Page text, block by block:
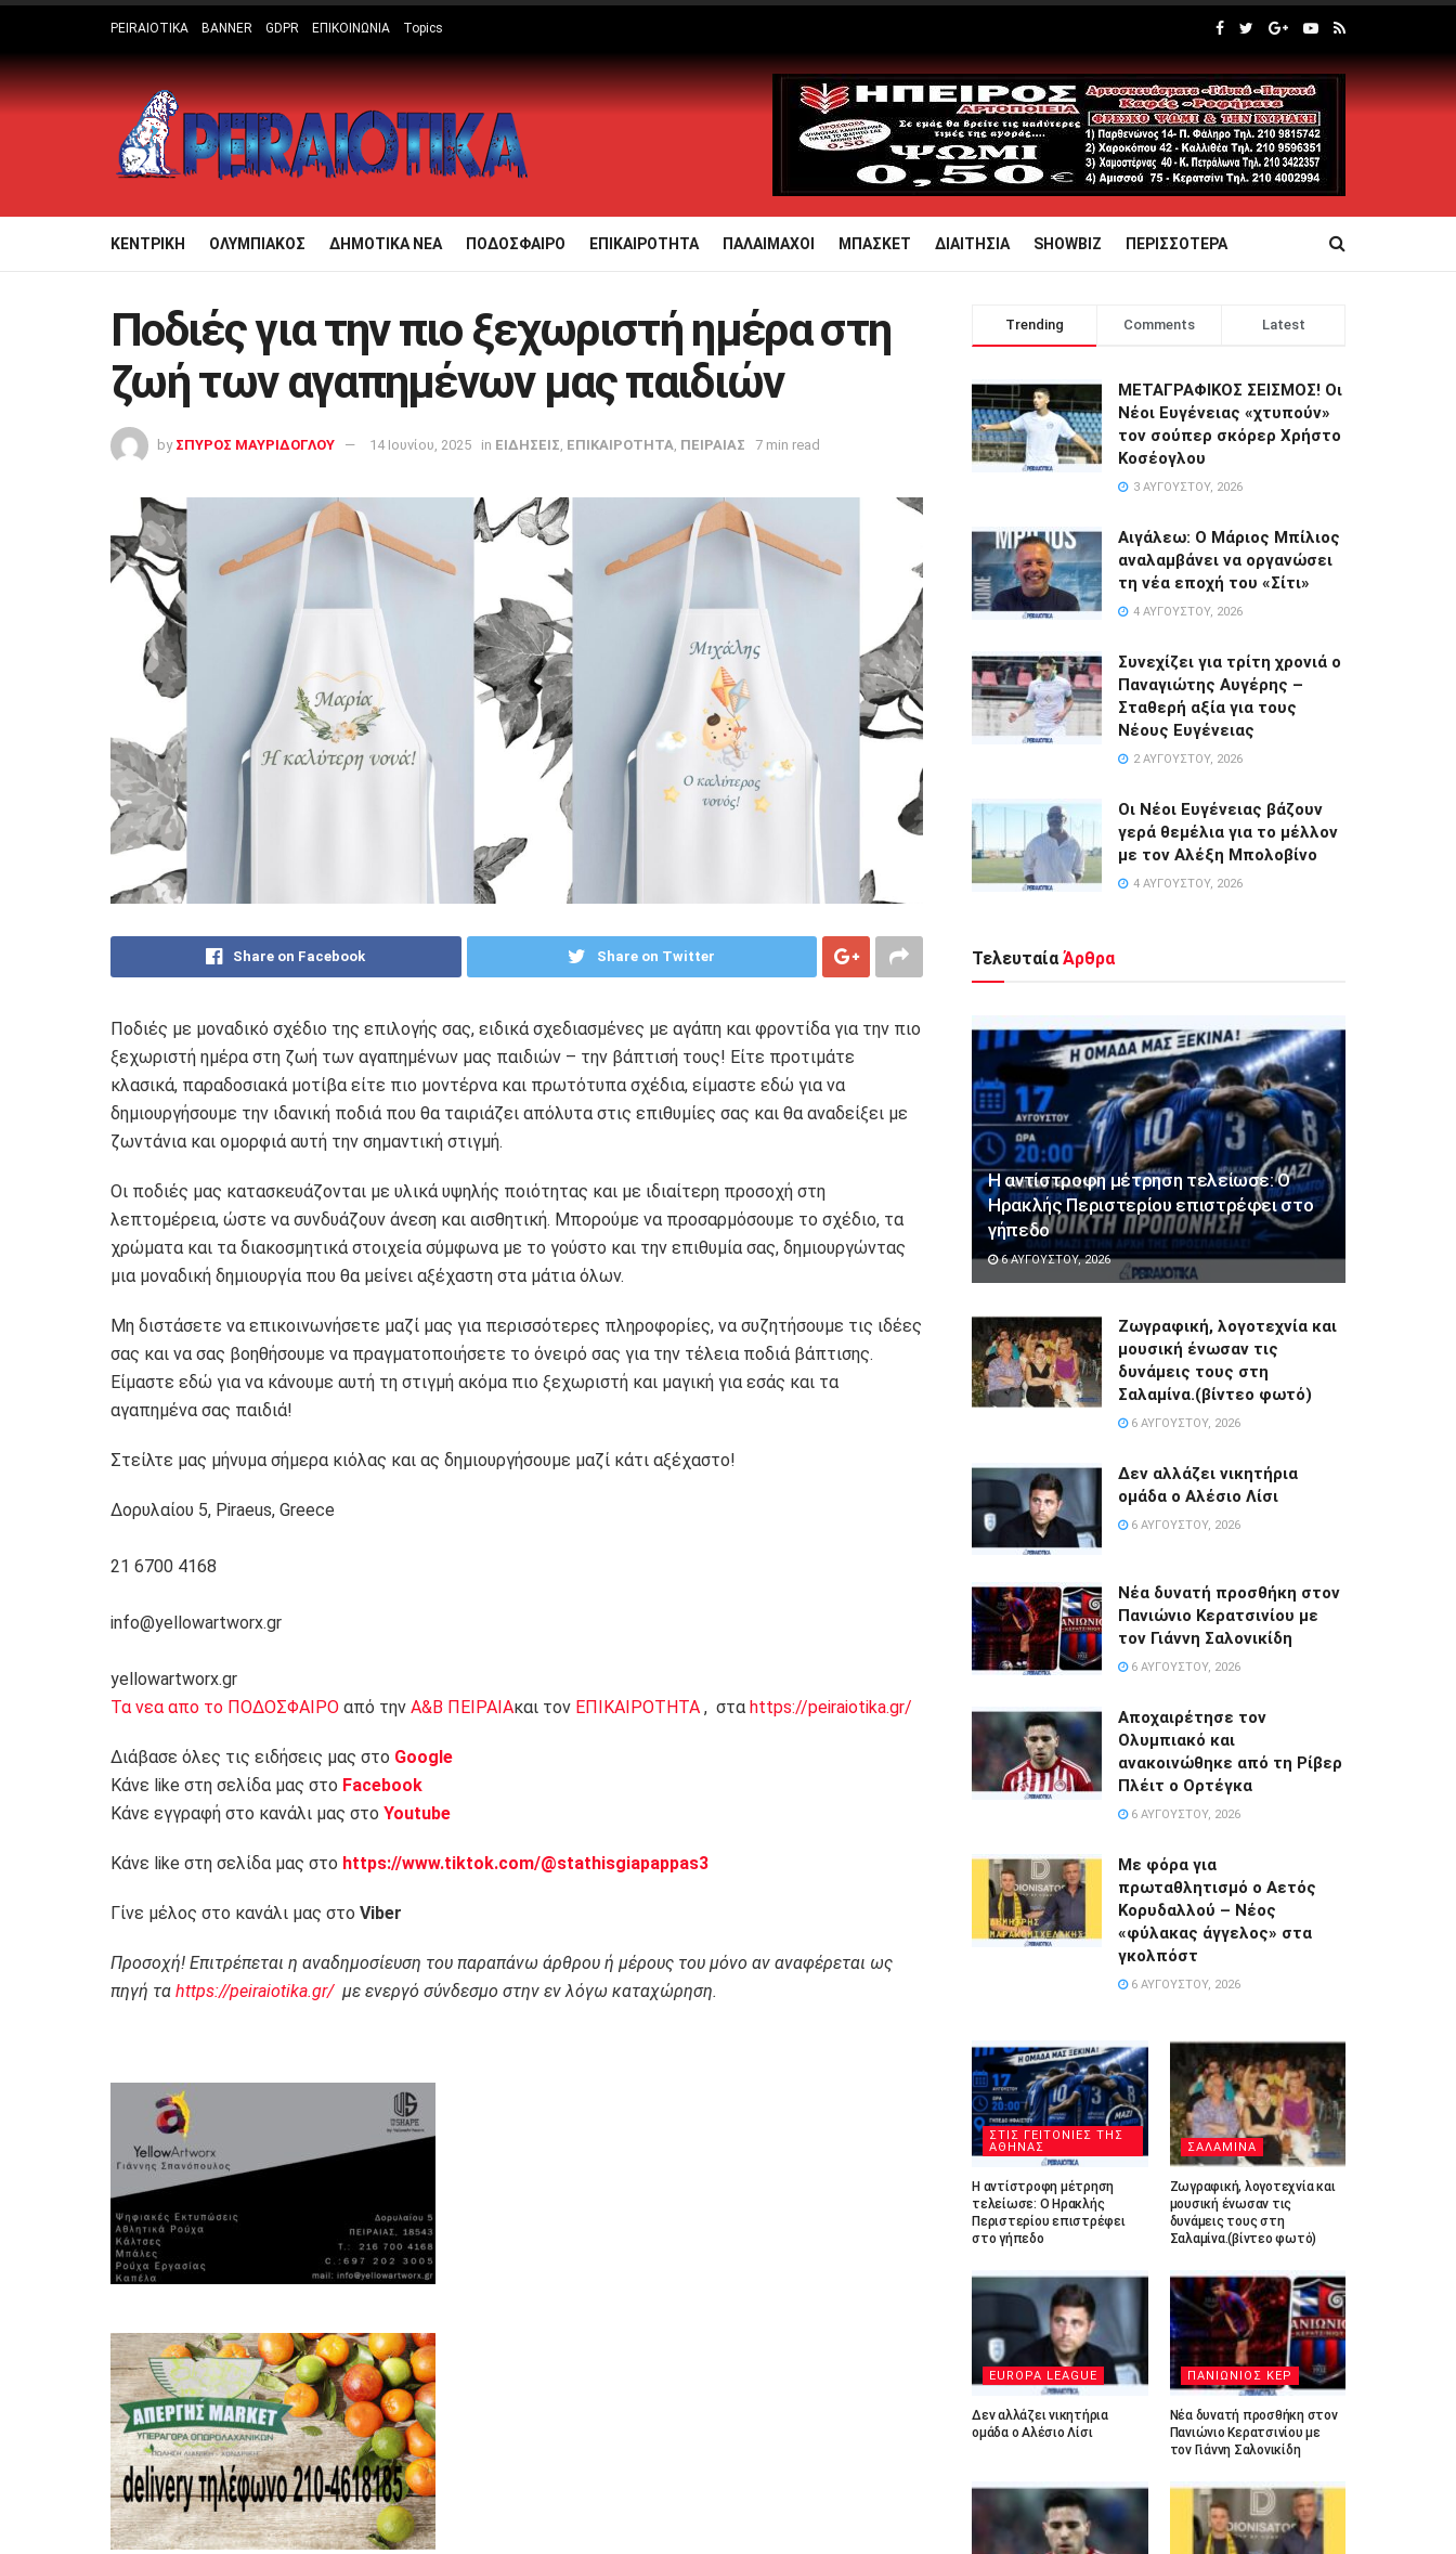
PEIRAIOTIKA BANNER GDPR ΕΠΙΚΟΙΝΩΝΙΑ Topics
ΚΕΝΤΡΙΚΗ ΟΛΥΜΠΙΑΚΟΣ ΔΗΜΟΤΙΚΑ ΝΕΑ ΠΟΔΟΣΦΑΙΡΟ ΕΠΙΚΑΙΡΟΤΗΤΑ ΠΑΛΑΙΜΑΧΟΙ ΜΠΑΣΚΕΤ ΔΙΑΙΤΗΣΙΑ SHOWBIZ ΠΕΡΙΣΣΟΤΕΡΑ
Ποδιές για την πιο ξεχωριστή ημέρα στη
ζωή των αγαπημένων μας παιδιών
by ΣΠΥΡΟΣ ΜΑΥΡΙΔΟΓΛΟΥ 14 Ιουνίου, 2025 in ΕΙΔΗΣΕΙΣ ΕΠΙΚΑΙΡΟΤΗΤΑ ΠΕΙΡΑΙΑΣ 7 min read
Share on Facebook Share on Twitter
Ποδιές με μοναδικό σχέδιο της επιλογής σας, ειδικά σχεδιασμένες με αγάπη και φροντίδα για την πιο
ξεχωριστή ημέρα στη ζωή των αγαπημένων μας παιδιών – την βάπτισή τους! Είτε προτιμάτε
κλασικά, παραδοσιακά μοτίβα είτε πιο μοντέρνα και πρωτότυπα σχέδια, είμαστε εδώ για να
δημιουργήσουμε την ιδανική ποδιά που θα ταιριάζει απόλυτα στις επιθυμίες σας και θα αναδείξει με
ζωντάνια και ομορφιά αυτή την σημαντική στιγμή.
Οι ποδιές μας κατασκευάζονται με υλικά υψηλής ποιότητας και με ιδιαίτερη προσοχή στη
λεπτομέρεια, ώστε να συνδυάζουν άνεση και αισθητική. Μπορούμε να προσαρμόσουμε το σχέδιο, τα
χρώματα και τα διακοσμητικά στοιχεία σύμφωνα με το γούστο και την επιθυμία σας, δημιουργώντας
μια μοναδική δημιουργία που θα μείνει αξέχαστη στα μάτια όλων.
Μη διστάσετε να επικοινωνήσετε μαζί μας για περισσότερες πληροφορίες, να συζητήσουμε τις ιδέες
σας και να σας βοηθήσουμε να πραγματοποιήσετε το όνειρό σας για την τέλεια ποδιά βάπτισης.
Είμαστε εδώ για να κάνουμε αυτή τη στιγμή ακόμα πιο ξεχωριστή και μαγική για εσάς και τα
αγαπημένα σας παιδιά!
Στείλτε μας μήνυμα σήμερα κιόλας και ας δημιουργήσουμε μαζί κάτι αξέχαστο!
Δορυλαίου 5, Piraeus, Greece
21 6700 4168
info@yellowartworx.gr
yellowartworx.gr
Τα νεα απο το ΠΟΔΟΣΦΑΙΡΟ από την Α&Β ΠΕΙΡΑΙΑκαι τον ΕΠΙΚΑΙΡΟΤΗΤΑ , στα https://peiraiotika.gr/
Διάβασε όλες τις ειδήσεις μας στο Google
Κάνε like στη σελίδα μας στο Facebook
Κάνε εγγραφή στο κανάλι μας στο Youtube
Κάνε like στη σελίδα μας στο https://www.tiktok.com/@stathisgiapappas3
Γίνε μέλος στο κανάλι μας στο Viber
Προσοχή! Επιτρέπεται η αναδημοσίευση του παραπάνω άρθρου ή μέρους του μόνο αν αναφέρεται ως
πηγή τα https://peiraiotika.gr/με ενεργό σύνδεσμο στην εν λόγω καταχώρηση.
Trending Comments Latest
ΜΕΤΑΓΡΑΦΙΚΟΣ ΣΕΙΣΜΟΣ! Οι
Νέοι Ευγένειας «χτυπούν»
τον σούπερ σκόρερ Χρήστο
Κοσέογλου
3 ΑΥΓΟΎΣΤΟΥ, 2026
Αιγάλεω: Ο Μάριος Μπίλιος
αναλαμβάνει να οργανώσει
τη νέα εποχή του «Σίτι»
4 ΑΥΓΟΎΣΤΟΥ, 2026
Συνεχίζει για τρίτη χρονιά ο
Παναγιώτης Αυγέρης –
Σταθερή αξία για τους
Νέους Ευγένειας
2 ΑΥΓΟΎΣΤΟΥ, 2026
Οι Νέοι Ευγένειας βάζουν
γερά θεμέλια για το μέλλον
με τον Αλέξη Μπολοβίνο
4 ΑΥΓΟΎΣΤΟΥ, 2026
Τελευταία Άρθρα
Η αντίστροφη μέτρηση τελείωσε: Ο
Ηρακλής Περιστερίου επιστρέφει στο
γήπεδο
6 ΑΥΓΟΎΣΤΟΥ, 2026
Ζωγραφική, λογοτεχνία και
μουσική ένωσαν τις
δυνάμεις τους στη
Σαλαμίνα.(βίντεο φωτό)
6 ΑΥΓΟΎΣΤΟΥ, 2026
Δεν αλλάζει νικητήρια
ομάδα ο Αλέσιο Λίσι
6 ΑΥΓΟΎΣΤΟΥ, 2026
Νέα δυνατή προσθήκη στον
Πανιώνιο Κερατσινίου με
τον Γιάννη Σαλονικίδη
6 ΑΥΓΟΎΣΤΟΥ, 2026
Αποχαιρέτησε τον
Ολυμπιακό και
ανακοινώθηκε από τη Ρίβερ
Πλέιτ ο Ορτέγκα
6 ΑΥΓΟΎΣΤΟΥ, 2026
Με φόρα για
πρωταθλητισμό ο Αετός
Κορυδαλλού – Νέος
«φύλακας άγγελος» στα
γκολπόστ
6 ΑΥΓΟΎΣΤΟΥ, 2026
ΣΤΙΣ ΓΕΙΤΟΝΙΕΣ ΤΗΣ
ΑΘΗΝΑΣ
Η αντίστροφη μέτρηση
τελείωσε: Ο Ηρακλής
Περιστερίου επιστρέφει
στο γήπεδο
ΣΑΛΑΜΙΝΑ
Ζωγραφική, λογοτεχνία και
μουσική ένωσαν τις
δυνάμεις τους στη
Σαλαμίνα.(βίντεο φωτό)
EUROPA LEAGUE
Δεν αλλάζει νικητήρια
ομάδα ο Αλέσιο Λίσι
ΠΑΝΙΩΝΙΟΣ ΚΕΡ
Νέα δυνατή προσθήκη στον
Πανιώνιο Κερατσινίου με
τον Γιάννη Σαλονικίδη